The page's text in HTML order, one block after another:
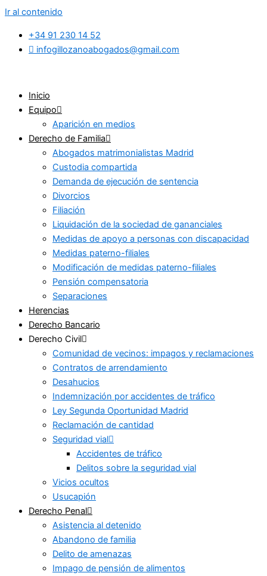
Ir al contenido
+34 91 230 14 52
infogillozanoabogados@gmail.com
Inicio
Equipo
Aparición en medios
Derecho de Familia
Abogados matrimonialistas Madrid
Custodia compartida
Demanda de ejecución de sentencia
Divorcios
Filiación
Liquidación de la sociedad de gananciales
Medidas de apoyo a personas con discapacidad
Medidas paterno-filiales
Modificación de medidas paterno-filiales
Pensión compensatoria
Separaciones
Herencias
Derecho Bancario
Derecho Civil
Comunidad de vecinos: impagos y reclamaciones
Contratos de arrendamiento
Desahucios
Indemnización por accidentes de tráfico
Ley Segunda Oportunidad Madrid
Reclamación de cantidad
Seguridad vial
Accidentes de tráfico
Delitos sobre la seguridad vial
Vicios ocultos
Usucapión
Derecho Penal
Asistencia al detenido
Abandono de familia
Delito de amenazas
Impago de pensión de alimentos